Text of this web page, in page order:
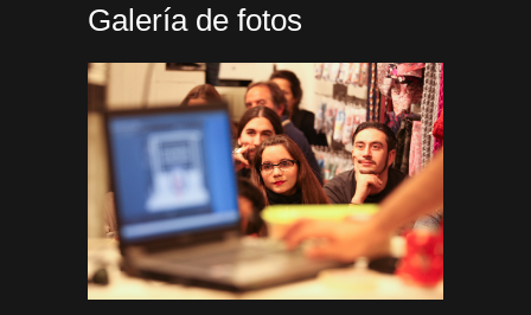
Galería de fotos